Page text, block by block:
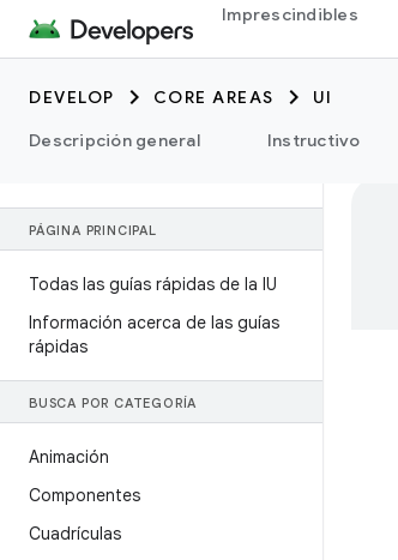
Imprescindibles
DEVELOP CORE AREAS
UI
Descripción general
Instructivo
PÁGINA PRINCIPAL
Todas las guías rápidas de la IU
Información acerca de las guías
rápidas
BUSCA POR CATEGORÍA
Animación
Componentes
Cuadrículas